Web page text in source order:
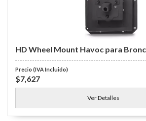
HD Wheel Mount Havoc para
$7,627
Ver Detalles